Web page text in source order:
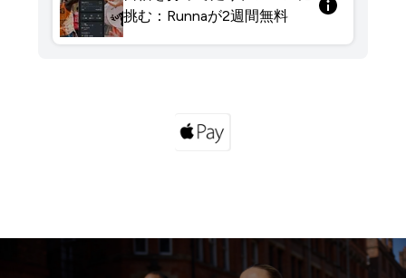
挑む：Runnaが2週間無料